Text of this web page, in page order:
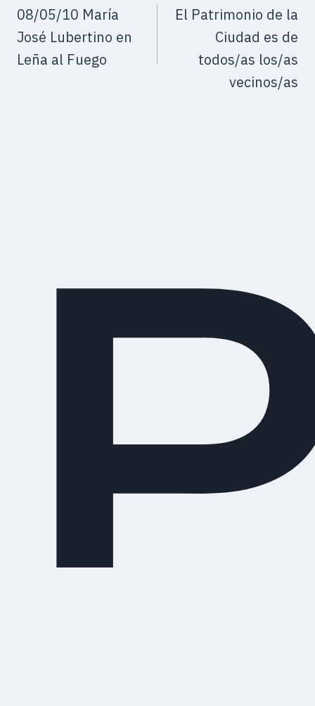
08/05/10 María
José Lubertino en
Leña al Fuego
El Patrimonio de la
Ciudad es de
todos/as los/as
vecinos/as